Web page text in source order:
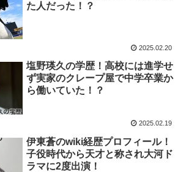
た人だった！？
2025.02.20
塩野瑛久の学歴！高校には進学せ
ず実家のクレープ屋で中学卒業か
ら働いていた！？
2025.02.19
伊東蒼のwiki経歴プロフィール！
子役時代から天才と称され大河ド
ラマに2度出演！